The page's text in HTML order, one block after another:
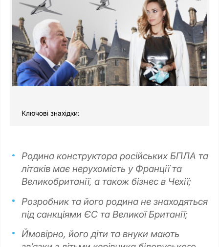
Ключові знахідки:
Родина конструктора російських БПЛА та
літаків має нерухомість у Франції та
Великобританії, а також бізнес в Чехії;
Розробник та його родина не знаходяться
під санкціями ЄС та Великої Британії;
Ймовірно, його діти та внуки мають